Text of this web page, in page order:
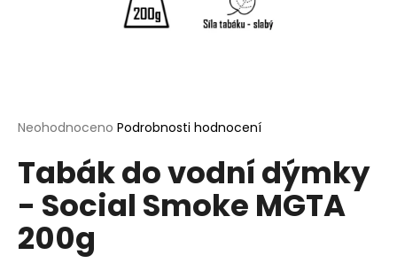
Průměrné
produktu
z
5
hvězdiček.
Neohodnoceno Podrobnosti hodnocení
Tabák do vodní dýmky
- Social Smoke MGTA
200g
HLEDAT